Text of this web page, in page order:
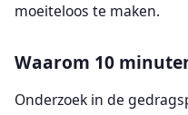
moeiteloos te maken.
Waarom 10
Onderzoek in de